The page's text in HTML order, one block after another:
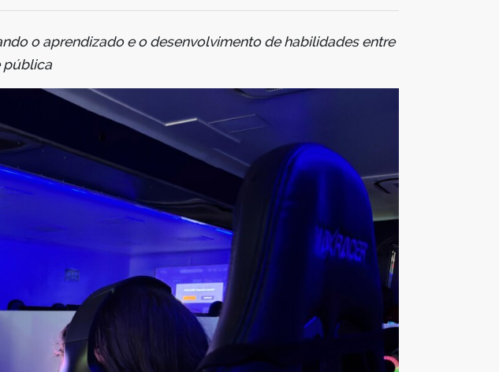
o aprendizado e o desenvolvimento de habilidades entre
pública